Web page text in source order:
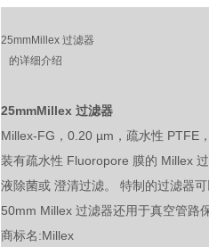
25mmMillex 过滤器
的详细介绍
25mmMillex 过滤器
Millex-FG，0.20 µm，疏水性 PTFE
装有疏水性 Fluoropore 膜的 Millex
液除菌或 澄清过滤。 特制的过滤器
50mm Millex 过滤器还用于真空管路
商标名:Millex